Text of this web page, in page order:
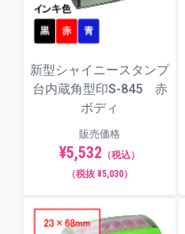
新型シャイニースタンプ
台内蔵角型印S-845 赤
ボディ
販売価格
¥5,532 （税込）
（税抜 ¥5,030）